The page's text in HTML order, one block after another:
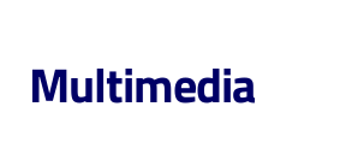
Multimedia